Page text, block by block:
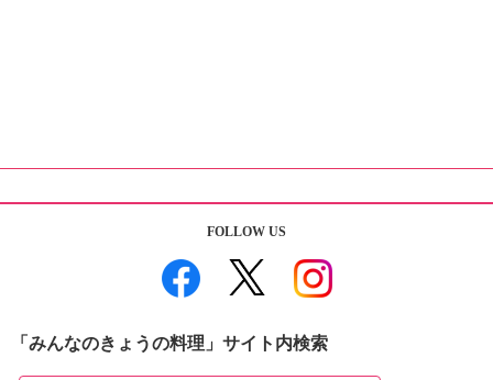
FOLLOW US
「みんなのきょうの料理」サイト内検索